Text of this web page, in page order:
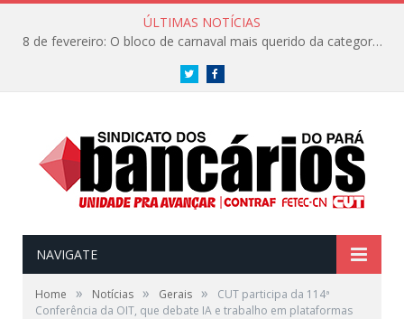
ÚLTIMAS NOTÍCIAS
8 de fevereiro: O bloco de carnaval mais querido da categoria já tem data. Vem pro CarnaBancários 2025!
Twitter
NAVIGATE
Home » Notícias » Gerais »
CUT participa da 114ª
Conferência da OIT, que debate IA e trabalho em plataformas